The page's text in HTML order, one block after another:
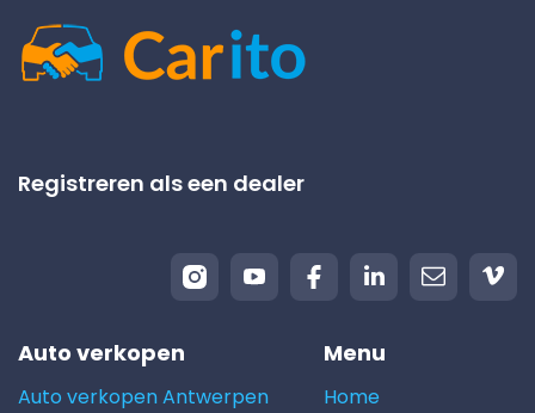
Registreren als een dealer
Auto verkopen
Auto verkopen Antwerpen
Menu
Home